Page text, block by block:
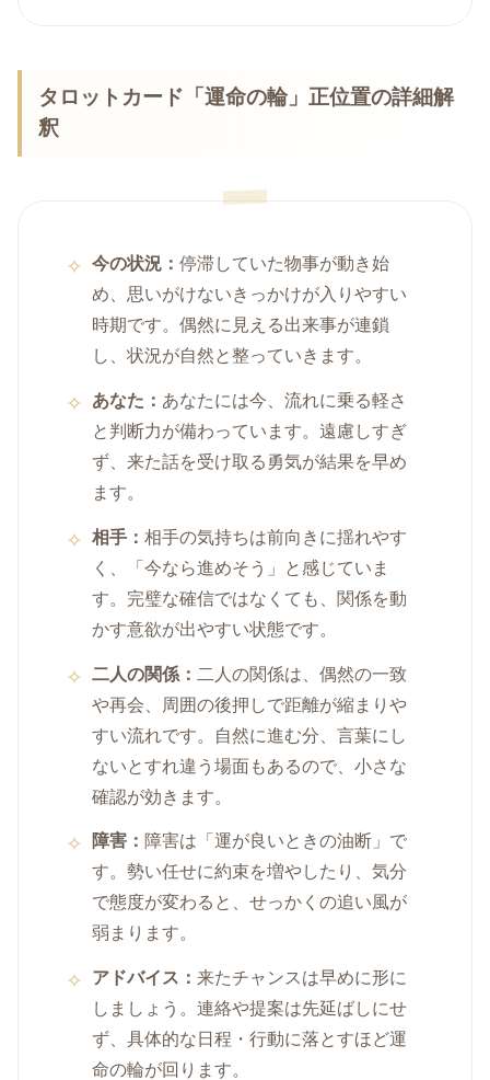
タロットカード「運命の輪」正位置の詳細解
釈
今の状況：停滞していた物事が動き始
め、思いがけないきっかけが入りやすい
時期です。偶然に見える出来事が連鎖
し、状況が自然と整っていきます。
あなた： あなたには今、流れに乗る軽さ
と判断力が備わっています。遠慮しすぎ
ず、来た話を受け取る勇気が結果を早め
ます。
相手：相手の気持ちは前向きに揺れやす
く、「今なら進めそう」と感じていま
す。完璧な確信ではなくても、関係を動
かす意欲が出やすい状態です。
二人の関係： 二人の関係は、偶然の一致
や再会、周囲の後押しで距離が縮まりや
すい流れです。自然に進む分、言葉にし
ないとすれ違う場面もあるので、小さな
確認が効きます。
障害： 障害は「運が良いときの油断」で
す。勢い任せに約束を増やしたり、気分
で態度が変わると、せっかくの追い風が
弱まります。
アドバイス：来たチャンスは早めに形に
しましょう。連絡や提案は先延ばしにせ
ず、具体的な日程・行動に落とすほど運
命の輪が回ります。